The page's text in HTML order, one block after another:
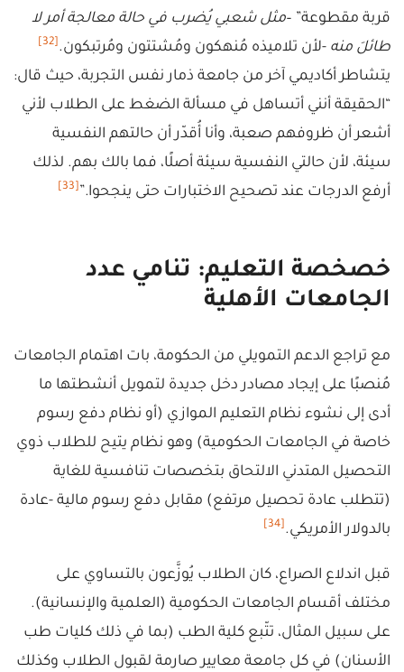
قربة مقطوعة” –مثل شعبي يُضرب في حالة معالجة أمر لا
طائلَ منه -لأن تلاميذه مُنهكون ومُشتتون ومُرتبكون. [32]
يتشاطر أكاديمي آخر من جامعة ذمار نفس التجربة، حيث قال:
“الحقيقة أنني أتساهل في مسألة الضغط على الطلاب لأني
أشعر أن ظروفهم صعبة، وأنا أُقدّر أن حالتهم النفسية
سيئة، لأن حالتي النفسية سيئة أصلًا، فما بالك بهم. لذلك
أرفع الدرجات عند تصحيح الاختبارات حتى ينجحوا.” [33]
خصخصة التعليم: تنامي عدد
الجامعات الأهلية
مع تراجع الدعم التمويلي من الحكومة، بات اهتمام الجامعات
مُنصبًا على إيجاد مصادر دخل جديدة لتمويل أنشطتها ما
أدى إلى نشوء نظام التعليم الموازي (أو نظام دفع رسوم
خاصة في الجامعات الحكومية) وهو نظام يتيح للطلاب ذوي
التحصيل المتدني الالتحاق بتخصصات تنافسية للغاية
(تتطلب عادة تحصيل مرتفع) مقابل دفع رسوم مالية -عادة
بالدولار الأمريكي. [34]
قبل اندلاع الصراع، كان الطلاب يُوزَّعون بالتساوي على
مختلف أقسام الجامعات الحكومية (العلمية والإنسانية).
على سبيل المثال، تتّبع كلية الطب (بما في ذلك كليات طب
الأسنان) في كل جامعة معايير صارمة لقبول الطلاب وكذلك